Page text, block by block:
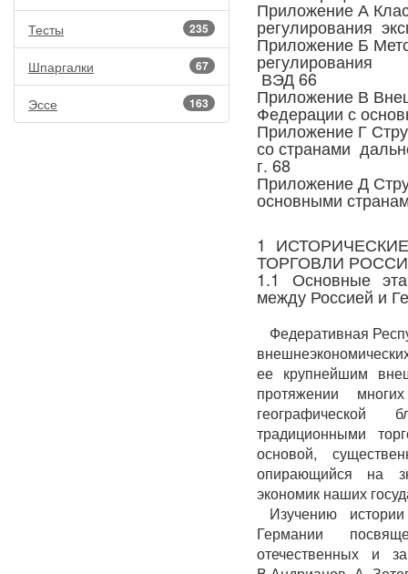
235
Тесты
67
Шпаргалки
163
Эссе
Приложение А
регулирования
Приложение Б
регулирования
ВЭД 66
Приложение В
Федерации с
Приложение Г
со странами
г. 68
Приложение Д
основными
1
ТОРГОВЛИ
1.1 Основные
между Россией и
Федеративная
ее крупнейшим
протяжении
географической
традиционными
основой,
опирающийся на
экономик наших
Изучению
Германии
отечественных и